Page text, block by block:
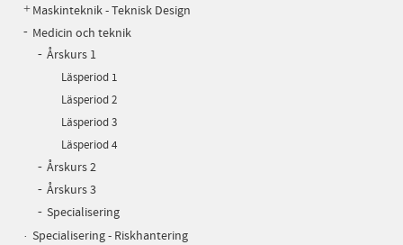
Maskinteknik - Teknisk Design
Medicin och teknik
Årskurs 1
Läsperiod 1
Läsperiod 2
Läsperiod 3
Läsperiod 4
Årskurs 2
Årskurs 3
Specialisering
Specialisering - Riskhantering